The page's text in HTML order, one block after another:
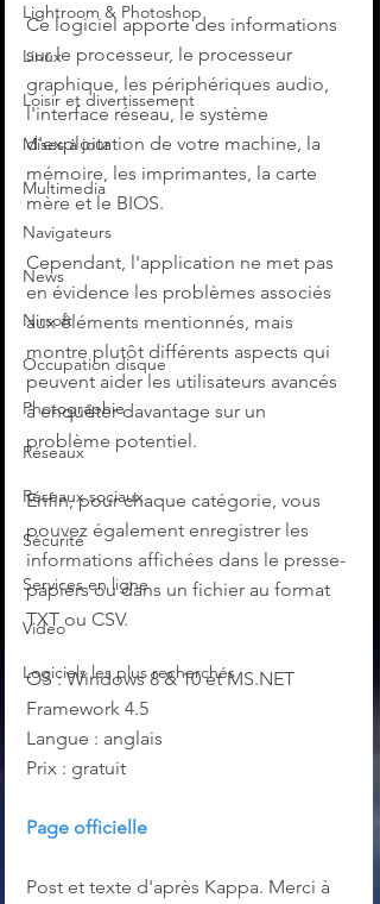
Lightroom & Photoshop
Linux
Loisir et divertissement
Mises à jour
Multimedia
Navigateurs
News
Nirsoft
Occupation disque
Photographie
Réseaux
Réseaux sociaux
Sécurité
Services en ligne
Video
Logiciels les plus recherchés
Ce logiciel apporte des informations
sur le processeur, le processeur
graphique, les périphériques audio,
l'interface réseau, le système
d'exploitation de votre machine, la
mémoire, les imprimantes, la carte
mère et le BIOS.
Cependant, l'application ne met pas
en évidence les problèmes associés
aux éléments mentionnés, mais
montre plutôt différents aspects qui
peuvent aider les utilisateurs avancés
à enquêter davantage sur un
problème potentiel.
Enfin, pour chaque catégorie, vous
pouvez également enregistrer les
informations affichées dans le presse-
papiers ou dans un fichier au format
TXT ou CSV.
OS : Windows 8 & 10 et MS.NET
Framework 4.5
Langue : anglais
Prix : gratuit
Page officielle
Post et texte d'après Kappa. Merci à